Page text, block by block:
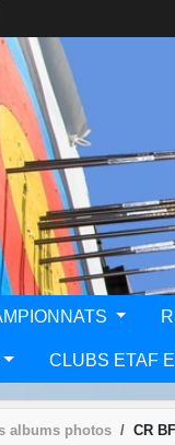
CLUBS ETAF
albums photos CR
cookies